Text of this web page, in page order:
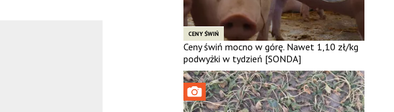
CENY ŚWIŃ
Ceny świń mocno w górę. Nawet 1,10 zł/kg
podwyżki w tydzień [SONDA]